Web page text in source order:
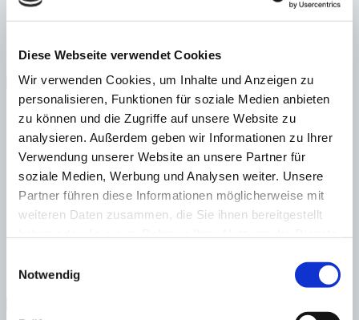
Diese Webseite verwendet Cookies
Wir verwenden Cookies, um Inhalte und Anzeigen zu
personalisieren, Funktionen für soziale Medien anbieten
zu können und die Zugriffe auf unsere Website zu
analysieren. Außerdem geben wir Informationen zu Ihrer
Verwendung unserer Website an unsere Partner für
soziale Medien, Werbung und Analysen weiter. Unsere
Partner führen diese Informationen möglicherweise mit
weiteren Daten zusammen, die Sie ihnen bereitgestellt
Notwendig
Génova Neue exklusive Apartments mit Hauscharakter nahe Palma
1.500.000
Immobilie anzeigen
Schlafzimmer 3 Badezimmer 2 Bebaute Fläche 194 m²
Schlafzimmer
Badezimmer 2 Bebaute Fläche 194 m²
Fußbodenheizung Baujahr 2025
800.000